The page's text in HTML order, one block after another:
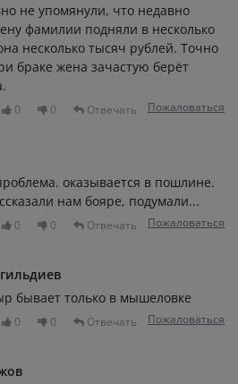
не упомянули, что недавно
фамилии подняли в несколько
несколько тысяч рублей. Точно
браке жена зачастую берёт
0 0 Отвечать Пожаловаться
оказывается в пошлине.
нам бояре, подумали...
0 0 Отвечать Пожаловаться
бывает только в мышеловке
0 0 Отвечать Пожаловаться